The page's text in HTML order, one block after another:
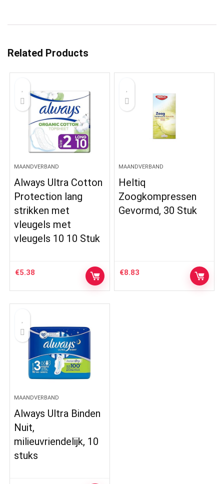
Related Products
MAANDVERBAND
Always Ultra Cotton
Protection lang
strikken met
vleugels met
vleugels 10 10 Stuk
€5.38
MAANDVERBAND
Heltiq
Zoogkompressen
Gevormd, 30 Stuk
€8.83
MAANDVERBAND
Always Ultra Binden
Nuit,
milieuvriendelijk, 10
stuks